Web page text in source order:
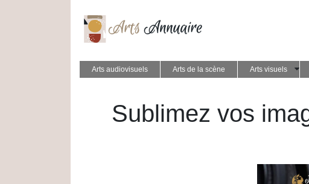
Arts audiovisuels Arts de la scène Arts visuels
Sublimez vos